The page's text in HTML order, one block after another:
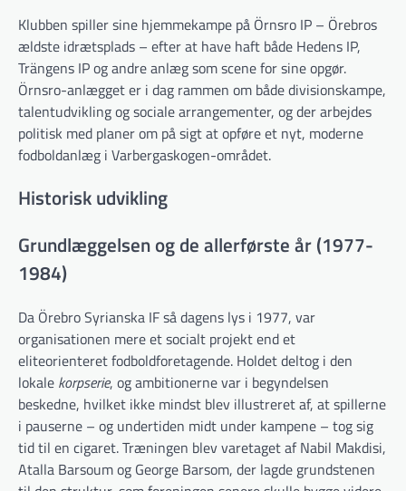
Klubben spiller sine hjemmekampe på Örnsro IP – Örebros
ældste idrætsplads – efter at have haft både Hedens IP,
Trängens IP og andre anlæg som scene for sine opgør.
Örnsro-anlægget er i dag rammen om både divisionskampe,
talentudvikling og sociale arrangementer, og der arbejdes
politisk med planer om på sigt at opføre et nyt, moderne
fodboldanlæg i Varbergaskogen-området.
Historisk udvikling
Grundlæggelsen og de allerførste år (1977-
1984)
Da Örebro Syrianska IF så dagens lys i 1977, var
organisationen mere et socialt projekt end et
eliteorienteret fodboldforetagende. Holdet deltog i den
lokale korpserie, og ambitionerne var i begyndelsen
beskedne, hvilket ikke mindst blev illustreret af, at spillerne
i pauserne – og undertiden midt under kampene – tog sig
tid til en cigaret. Træningen blev varetaget af Nabil Makdisi,
Atalla Barsoum og George Barsom, der lagde grundstenen